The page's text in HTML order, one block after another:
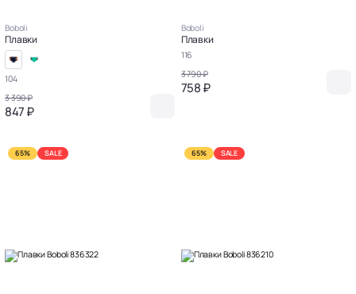
Boboli
Плавки
104
3 390 ₽
847 ₽
Boboli
Плавки
116
3 790 ₽
758 ₽
65% SALE 65% SALE